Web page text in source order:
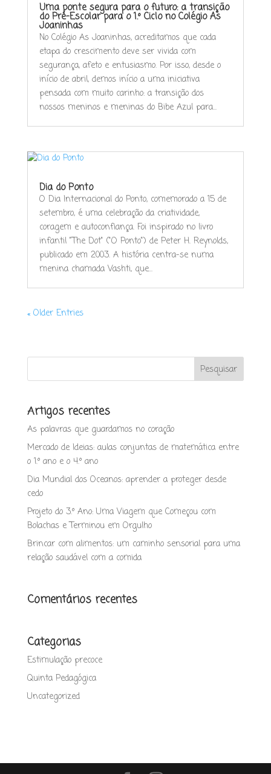
Uma ponte segura para o futuro: a transição
do Pré-Escolar para o 1.º Ciclo no Colégio As
Joaninhas
No Colégio As Joaninhas, acreditamos que cada
etapa do crescimento deve ser vivida com
segurança, afeto e entusiasmo. Por isso, desde o
início de abril, demos início a uma iniciativa
pensada com muito carinho: a transição dos
nossos meninos e meninas do Bibe Azul para...
Dia do Ponto
O Dia Internacional do Ponto, comemorado a 15 de
setembro, é uma celebração da criatividade,
coragem e autoconfiança. Foi inspirado no livro
infantil "The Dot" ("O Ponto") de Peter H. Reynolds,
publicado em 2003. A história centra-se numa
menina chamada Vashti, que...
« Older Entries
Artigos recentes
As palavras que guardamos no coração
Mercado de Ideias: aulas conjuntas de matemática entre
o 1.º ano e o 4.º ano
Dia Mundial dos Oceanos: aprender a proteger desde
cedo
Projeto do 3.º Ano: Uma Viagem que Começou com
Bolachas e Terminou em Orgulho
Brincar com alimentos: um caminho sensorial para uma
relação saudável com a comida
Comentários recentes
Categorias
Estimulação precoce
Quinta Pedagógica
Uncategorized